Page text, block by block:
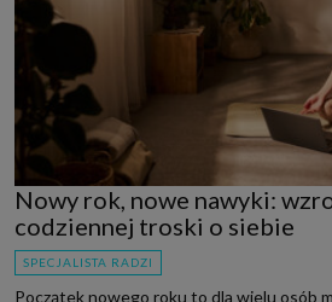
Nowy rok, nowe nawyki:
codziennej troski o siebie
SPECJALISTA RADZI
Początek nowego roku to dla wielu osób